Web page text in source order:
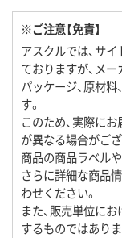
※ご注意【免責】
アスクルでは、サ
ておりますが、メー
パッケージ、原材
す。
このため、実際に
が異なる場合がご
商品の商品ラベル
さらに詳細な商品
わせください。
また、販売単位に
するものではあり